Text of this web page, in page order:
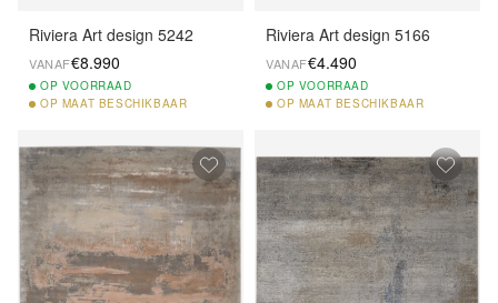
Riviera Art design 5242
VANAF€8.990
OP VOORRAAD
OP MAAT BESCHIKBAAR
Riviera Art design 5166
VANAF€4.490
OP VOORRAAD
OP MAAT BESCHIKBAAR